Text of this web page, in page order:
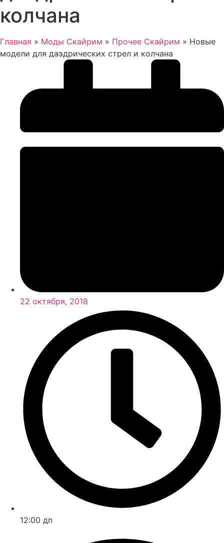
колчана
Главная » Моды Скайрим » Прочее Скайрим » Новые
модели для даэдрических стрел и колчана
22 октября, 2018
12:00 дп